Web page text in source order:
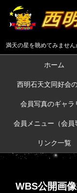
満天の星を眺めてみません
ホーム
西明石天文同好会
会員写真のギャラ
会員メニュー（会員
リンク一覧
WBS公開画